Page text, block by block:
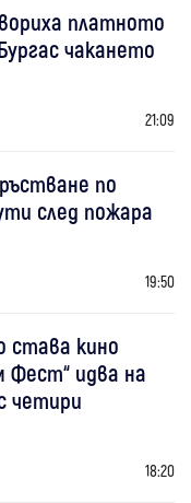
платното
чакането
21:09
по
след пожара
19:50
става кино
Фест“ идва на
четири
18:20